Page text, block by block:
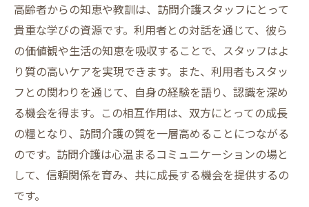
高齢者からの知恵や教訓は、訪問介護スタッフにとって
貴重な学びの資源です。利用者との対話を通じて、彼ら
の価値観や生活の知恵を吸収することで、スタッフはよ
り質の高いケアを実現できます。また、利用者もスタッ
フとの関わりを通じて、自身の経験を語り、認識を深め
る機会を得ます。この相互作用は、双方にとっての成長
の糧となり、訪問介護の質を一層高めることにつながる
のです。訪問介護は心温まるコミュニケーションの場と
して、信頼関係を育み、共に成長する機会を提供するの
です。